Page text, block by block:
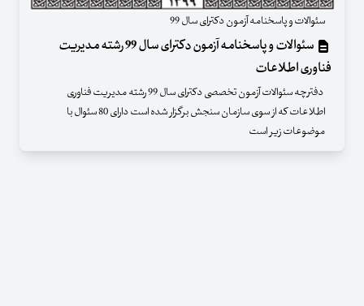
سئوالات و پاسخنامه آزمون دکترای سال 99
سئوالات و پاسخنامه آزمون دکترای سال 99 رشته مدیریت
فناوری اطلاعات
دفترچه سئوالات آزمون تخصصی دکترای سال 99 رشته مدیریت فناوری
اطلاعات که از سوی سازمان سنجش برگزار شده است دارای 80 سئوال با
موضوعات زیر است